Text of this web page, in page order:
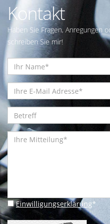
Kontakt
Haben Sie Fragen, Anregungen
schreiben Sie mir!
Einwilligungserklärung*